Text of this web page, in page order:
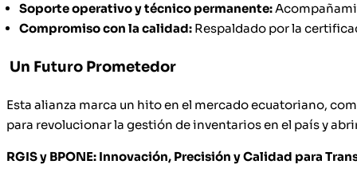
Soporte operativo y técnico permanente:
Compromiso con la calidad: Respaldado por la
Un Futuro Prometedor
Esta alianza marca un hito en el mercado ecuatoriano,
para revolucionar la gestión de inventarios en el país y
RGIS y BPONE: Innovación, Precisión y Calidad para